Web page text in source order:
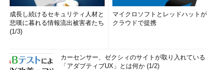
成長し続けるセキュリティ人材と
悲嘆に暮れる情報流出被害者たち
(1/3)
マイクロソフトとレッドハットが
クラウドで提携
カーセンサー、ゼクシィのサイトが取り入れている
「アダプティブUX」とは何か (1/2)